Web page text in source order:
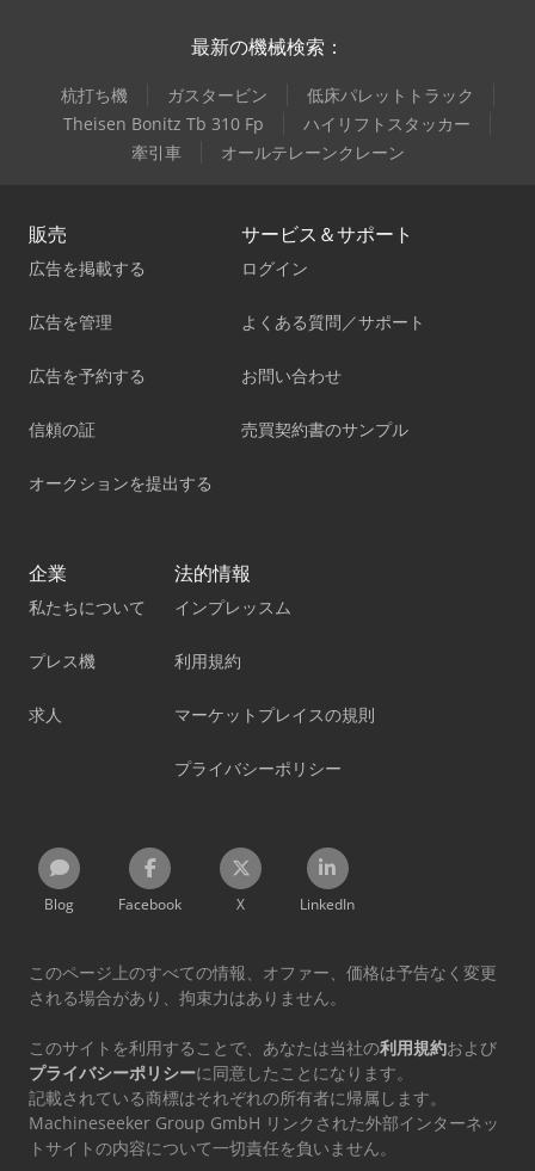
最新の機械検索：
杭打ち機 ガスタービン
低床パレットトラック
Theisen Bonitz Tb 310 Fp
ハイリフトスタッカー
牽引車
オールテレーンクレーン
販売
広告を掲載する
広告を管理
広告を予約する
信頼の証
オークションを提出する
サービス＆サポート
ログイン
よくある質問／サポート
お問い合わせ
売買契約書のサンプル
企業
私たちについて
プレス機
求人
法的情報
インプレッスム
利用規約
マーケットプレイスの規則
プライバシーポリシー
Blog Facebook X LinkedIn
このページ上のすべての情報、オファー、価格は予告なく変更
される場合があり、拘束力はありません。
このサイトを利用することで、あなたは当社の利用規約および
プライバシーポリシーに同意したことになります。
記載されている商標はそれぞれの所有者に帰属します。
Machineseeker Group GmbH リンクされた外部インターネッ
トサイトの内容について一切責任を負いません。